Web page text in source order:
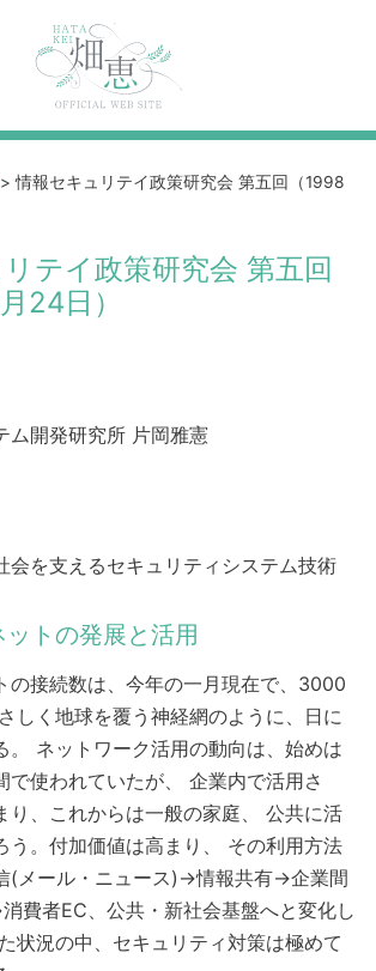
>情報セキュリテイ政策研究会 第五回（1998
テイ政策研究会 第五回
24日）
ム開発研究所 片岡雅憲
会を支えるセキュリティシステム技術
ットの発展と活用
接続数は、今年の一月現在で、3000
しく地球を覆う神経網のように、日に
。 ネットワーク活用の動向は、始めは
で使われていたが、 企業内で活用さ
り、これからは一般の家庭、 公共に活
う。付加価値は高まり、 その利用方法
(メール・ニュース)→情報共有→企業間
費者EC、公共・新社会基盤へと変化し
状況の中、セキュリティ対策は極めて